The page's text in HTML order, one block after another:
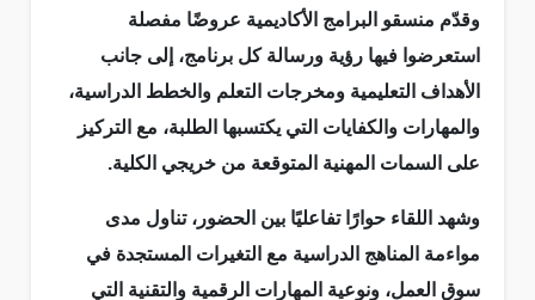
وقدّم منسقو البرامج الأكاديمية عروضًا مفصلة
استعرضوا فيها رؤية ورسالة كل برنامج، إلى جانب
الأهداف التعليمية ومخرجات التعلم والخطط الدراسية،
والمهارات والكفايات التي يكتسبها الطلبة، مع التركيز
على السمات المهنية المتوقعة من خريجي الكلية.
وشهد اللقاء حوارًا تفاعليًا بين الحضور، تناول مدى
مواءمة المناهج الدراسية مع التغيرات المستجدة في
سوق العمل، ونوعية المهارات الرقمية والتقنية التي